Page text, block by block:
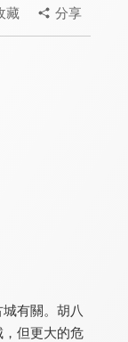
藏 分享
有關。胡八
但更大的危